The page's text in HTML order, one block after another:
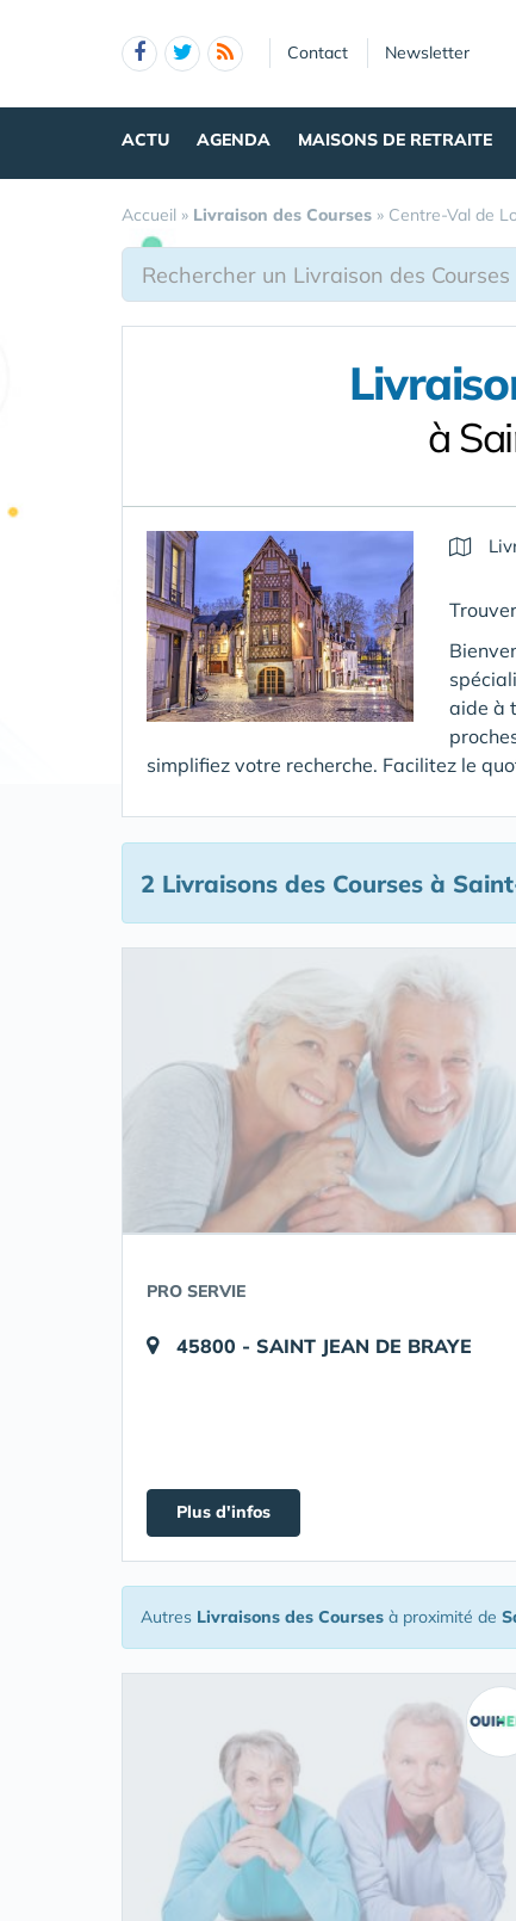
Contact Newsletter
ACTU AGENDA MAISONS DE RETRAITE
Accueil » Livraison des Courses » Centre-Val de
à
aide à
simplifiez votre recherche. Facilitez le
2 Livraisons des Courses à
PRO SERVIE
45800 - SAINT JEAN DE BRAYE
Plus d'infos
Autres Livraisons des Courses à proximité de